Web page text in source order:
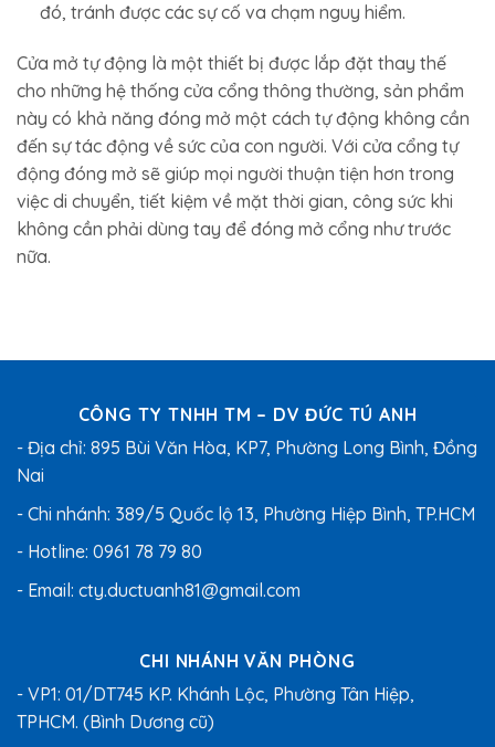
đó, tránh được các sự cố va chạm nguy hiểm.
Cửa mở tự động là một thiết bị được lắp đặt thay thế
cho những hệ thống cửa cổng thông thường, sản phẩm
này có khả năng đóng mở một cách tự động không cần
đến sự tác động về sức của con người. Với cửa cổng tự
động đóng mở sẽ giúp mọi người thuận tiện hơn trong
việc di chuyển, tiết kiệm về mặt thời gian, công sức khi
không cần phải dùng tay để đóng mở cổng như trước
nữa.
CÔNG TY TNHH TM – DV ĐỨC TÚ ANH
- Địa chỉ: 895 Bùi Văn Hòa, KP7, Phường Long Bình, Đồng
Nai
- Chi nhánh: 389/5 Quốc lộ 13, Phường Hiệp Bình, TP.HCM
- Hotline: 0961 78 79 80
- Email: cty.ductuanh81@gmail.com
CHI NHÁNH VĂN PHÒNG
- VP1: 01/DT745 KP. Khánh Lộc, Phường Tân Hiệp,
TPHCM. (Bình Dương cũ)